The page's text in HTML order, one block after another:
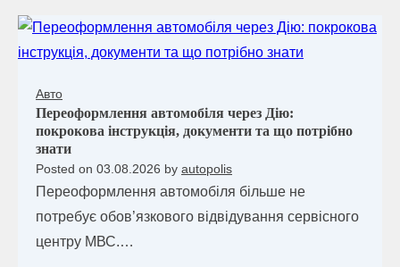
Авто
Переоформлення автомобіля через Дію:
покрокова інструкція, документи та що потрібно
знати
Posted on 03.08.2026 by autopolis
Переоформлення автомобіля більше не
потребує обов’язкового відвідування сервісного
центру МВС.…